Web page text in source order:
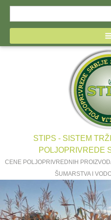
Search
form
STIPS - SISTEM
POLJOPRIVREDE
CENE POLJOPRIVREDNIH
ŠUMARSTVA I